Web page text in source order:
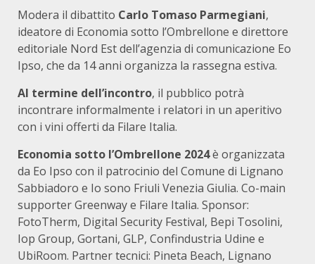
Modera il dibattito Carlo Tomaso Parmegiani,
ideatore di Economia sotto l’Ombrellone e direttore
editoriale Nord Est dell’agenzia di comunicazione Eo
Ipso, che da 14 anni organizza la rassegna estiva.
Al termine dell’incontro, il pubblico potrà
incontrare informalmente i relatori in un aperitivo
con i vini offerti da Filare Italia.
Economia sotto l’Ombrellone 2024è organizzata
da Eo Ipso con il patrocinio del Comune di Lignano
Sabbiadoro e Io sono Friuli Venezia Giulia. Co-main
supporter Greenway e Filare Italia. Sponsor:
FotoTherm, Digital Security Festival, Bepi Tosolini,
Iop Group, Gortani, GLP, Confindustria Udine e
UbiRoom. Partner tecnici: Pineta Beach, Lignano